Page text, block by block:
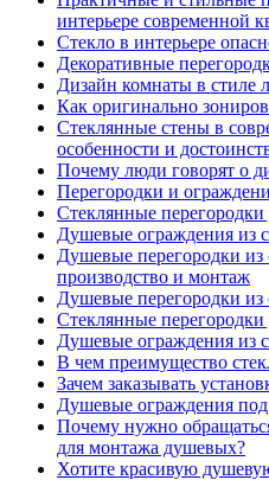
интерьере современной
Стекло в интерьере
Декоративные
Дизайн комнаты в стиле
Как оригинально
Стеклянные стены в
особенности и
Почему люди говорят о
Перегородки и
Стеклянные
Душевые ограждения из
Душевые перегородки из
производство и монтаж
Душевые перегородки из
Стеклянные перегородки
Душевые ограждения из
В чем преимущество
Зачем заказывать
Душевые ограждения
Почему нужно
для монтажа душевых?
Хотите красивую